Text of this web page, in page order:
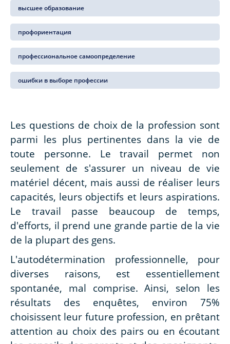
высшее образование
профориентация
профессиональное самоопределение
ошибки в выборе профессии
Les questions de choix de la profession sont
parmi les plus pertinentes dans la vie de
toute personne. Le travail permet non
seulement de s'assurer un niveau de vie
matériel décent, mais aussi de réaliser leurs
capacités, leurs objectifs et leurs aspirations.
Le travail passe beaucoup de temps,
d'efforts, il prend une grande partie de la vie
de la plupart des gens.
L'autodétermination professionnelle, pour
diverses raisons, est essentiellement
spontanée, mal comprise. Ainsi, selon les
résultats des enquêtes, environ 75%
choisissent leur future profession, en prêtant
attention au choix des pairs ou en écoutant